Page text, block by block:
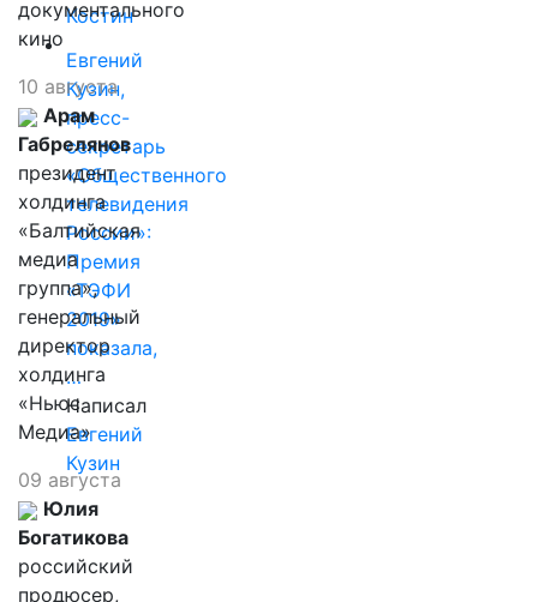
Костин
Евгений
Кузин,
пресс-
секретарь
«Общественного
телевидения
России»:
Премия
«ТЭФИ
2019»
показала,
…
Написал
Евгений
Кузин
документального
кино
10 августа
Арам
Габрелянов
президент
холдинга
«Балтийская
медиа
группа»,
генеральный
директор
холдинга
«Ньюс
Медиа»
09 августа
Юлия
Богатикова
российский
продюсер,